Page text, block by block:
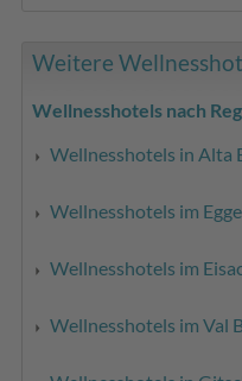
Weitere
Wellnesshotels nach
Wellnesshotels in Alta
Wellnesshotels im
Wellnesshotels im
Wellnesshotels im Val